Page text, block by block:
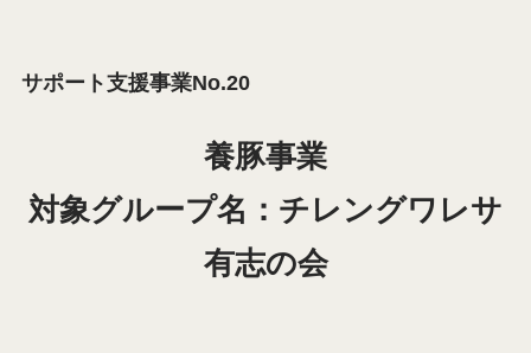
サポート支援事業No.20
養豚事業
対象グループ名：チレングワレサ
有志の会